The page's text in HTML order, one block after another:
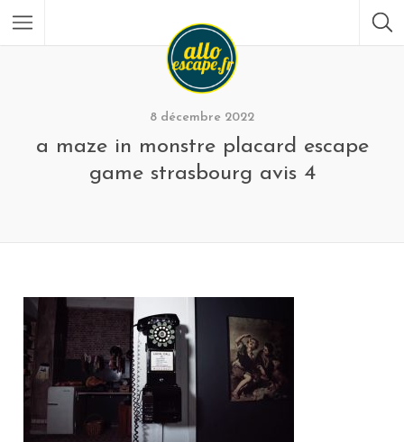
8 décembre 2022
a maze in monstre placard escape
game strasbourg avis 4